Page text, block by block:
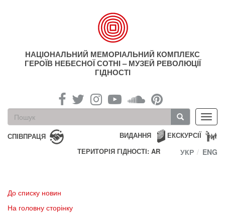
НАЦІОНАЛЬНИЙ МЕМОРІАЛЬНИЙ КОМПЛЕКС
ГЕРОЇВ НЕБЕСНОЇ СОТНІ – МУЗЕЙ РЕВОЛЮЦІЇ
ГІДНОСТІ
Пошукова
форма
Пошук
СПІВПРАЦЯ ЕКСКУРСІЇ
ВИДАННЯ
ТЕРИТОРІЯ ГІДНОСТІ: AR
УКР ENG
До списку новин
На головну сторінку